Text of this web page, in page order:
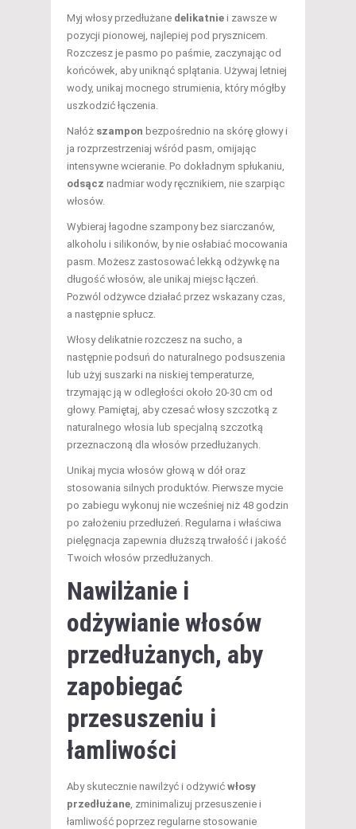
Myj włosy przedłużane delikatnie i zawsze w
pozycji pionowej, najlepiej pod prysznicem.
Rozczesz je pasmo po paśmie, zaczynając od
końcówek, aby uniknąć splątania. Używaj letniej
wody, unikaj mocnego strumienia, który mógłby
uszkodzić łączenia.
Nałóż szampon bezpośrednio na skórę głowy i
ja rozprzestrzeniaj wśród pasm, omijając
intensywne wcieranie. Po dokładnym spłukaniu,
odsącz nadmiar wody ręcznikiem, nie szarpiąc
włosów.
Wybieraj łagodne szampony bez siarczanów,
alkoholu i silikonów, by nie osłabiać mocowania
pasm. Możesz zastosować lekką odżywkę na
długość włosów, ale unikaj miejsc łączeń.
Pozwól odżywce działać przez wskazany czas,
a następnie spłucz.
Włosy delikatnie rozczesz na sucho, a
następnie podsuń do naturalnego podsuszenia
lub użyj suszarki na niskiej temperaturze,
trzymając ją w odległości około 20-30 cm od
głowy. Pamiętaj, aby czesać włosy szczotką z
naturalnego włosia lub specjalną szczotką
przeznaczoną dla włosów przedłużanych.
Unikaj mycia włosów głową w dół oraz
stosowania silnych produktów. Pierwsze mycie
po zabiegu wykonuj nie wcześniej niż 48 godzin
po założeniu przedłużeń. Regularna i właściwa
pielęgnacja zapewnia dłuższą trwałość i jakość
Twoich włosów przedłużanych.
Nawilżanie i
odżywianie włosów
przedłużanych, aby
zapobiegać
przesuszeniu i
łamliwości
Aby skutecznie nawilżyć i odżywić włosy
przedłużane, zminimalizuj przesuszenie i
łamliwość poprzez regularne stosowanie